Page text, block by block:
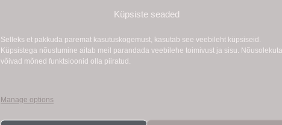
Küpsiste seaded
Selleks et pakkuda paremat kasutuskogemust, kasutab see veebileht küpsiseid.
Küpsistega nõustumine aitab meil parandada veebilehe toimivust ja sisu. Nõusolekuta
võivad mõned funktsioonid olla piiratud.
Manage options